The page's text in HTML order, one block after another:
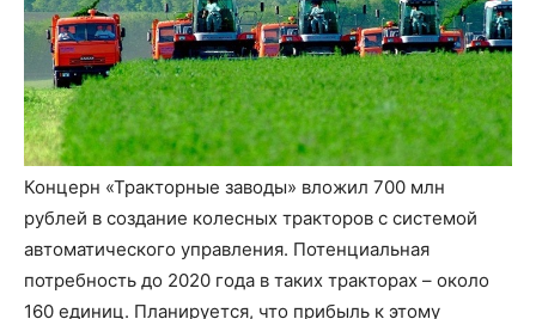
Концерн «Тракторные заводы» вложил 700 млн
рублей в создание колесных тракторов с системой
автоматического управления. Потенциальная
потребность до 2020 года в таких тракторах – около
160 единиц. Планируется, что прибыль к этому